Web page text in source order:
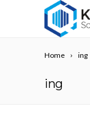
Home ing
ing